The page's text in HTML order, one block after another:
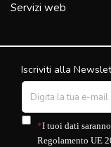
Servizi web
Iscriviti alla
*I tuoi dati
Regolamento UE